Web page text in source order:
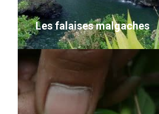
Les falaises malgaches